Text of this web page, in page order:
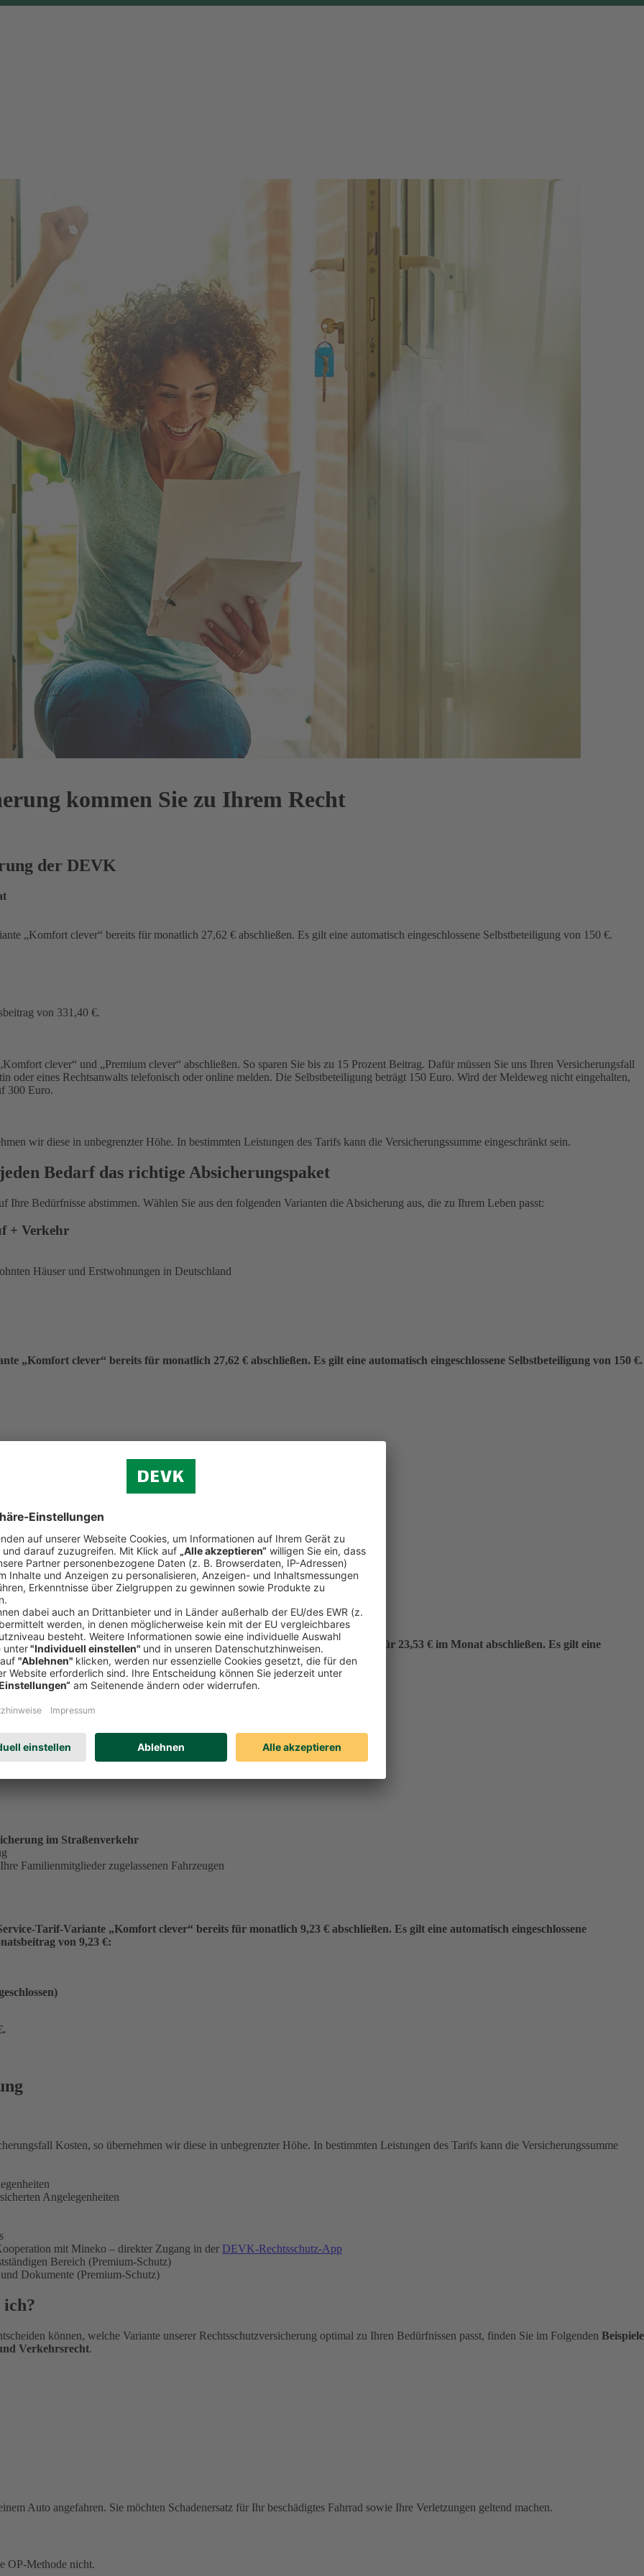
kommen Sie zu Ihrem Recht
der DEVK
„Komfort clever“ bereits für monatlich 27,62 € abschließen. Es gilt eine automatisch eingeschlossene Selbstbeteiligung von 150 €.
von 331,40 €.
clever“ und „Premium clever“ abschließen. So sparen Sie bis zu 15 Prozent Beitrag. Dafür müssen Sie uns Ihren Versicherungsfall
oder eines Rechtsanwalts telefonisch oder online melden. Die Selbstbeteiligung beträgt 150 Euro. Wird der Meldeweg nicht eingehalten,
300 Euro.
wir diese in unbegrenzter Höhe. In bestimmten Leistungen des Tarifs kann die Versicherungssumme eingeschränkt sein.
Bedarf das richtige Absicherungspaket
Ihre Bedürfnisse abstimmen. Wählen Sie aus den folgenden Varianten die Absicherung aus, die zu Ihrem Leben passt:
+ Verkehr
Häuser und Erstwohnungen in Deutschland
„Komfort clever“ bereits für monatlich 27,62 € abschließen. Es gilt eine automatisch eingeschlossene Selbstbeteiligung von 150 €.
von 331,40 €.
(ohne Verkehr)
Reiserecht
Bereich (Premium-Schutz)
tätiger Single in der Service-Tarif-Variante „Komfort clever“ bereits für 23,53 € im Monat abschließen. Es gilt eine
für einen Monatsbeitrag von 23,53 €:
.
im Straßenverkehr
Familienmitglieder zugelassenen Fahrzeugen
Tarif-Variante „Komfort clever“ bereits für monatlich 9,23 € abschließen. Es gilt eine automatisch eingeschlossene
von 9,23 €:
.
Kosten, so übernehmen wir diese in unbegrenzter Höhe. In bestimmten Leistungen des Tarifs kann die Versicherungssumme
Angelegenheiten
mit Mineko – direkter Zugang in der DEVK-Rechtsschutz-App
Bereich (Premium-Schutz)
Dokumente (Premium-Schutz)
ich?
können, welche Variante unserer Rechtsschutzversicherung optimal zu Ihren Bedürfnissen passt, finden Sie im Folgenden Beispiele
Verkehrsrecht.
Auto angefahren. Sie möchten Schadenersatz für Ihr beschädigtes Fahrrad sowie Ihre Verletzungen geltend machen.
OP-Methode nicht.